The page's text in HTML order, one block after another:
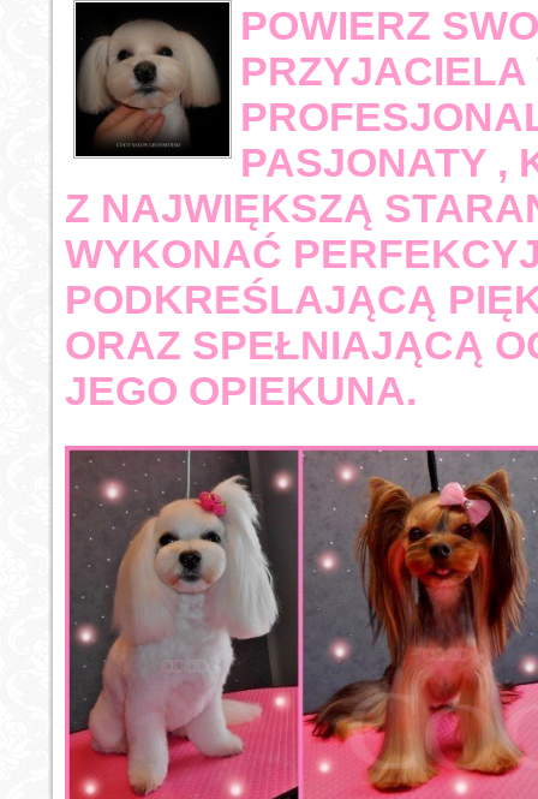
POWIERZ
PRZYJACIELA
PASJONATY ,
Z NAJWIĘKSZĄ
WYKONAĆ
PODKREŚLAJĄCĄ
ORAZ SPEŁNIAJĄCĄ
JEGO OPIEKUNA.